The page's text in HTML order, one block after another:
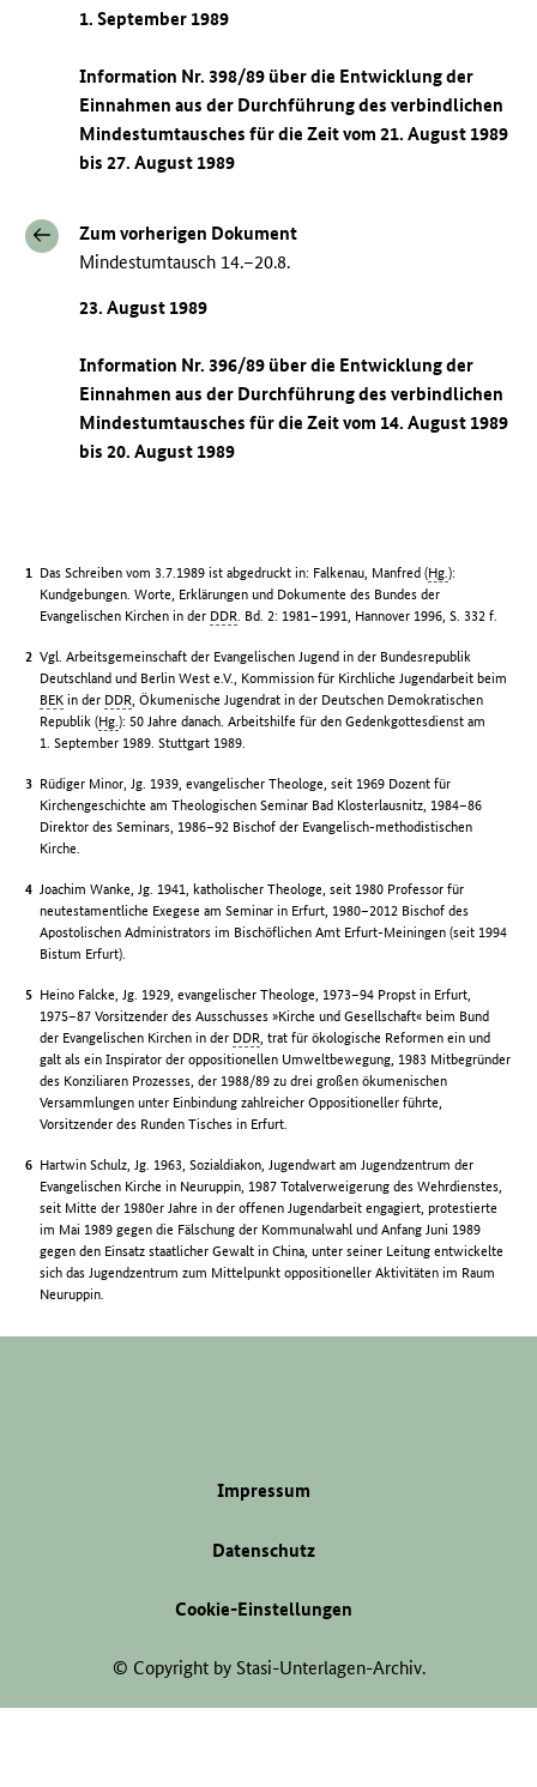
1. September 1989
Information Nr. 398/89 über die Entwicklung der
Einnahmen aus der Durchführung des verbindlichen
Mindestumtausches für die Zeit vom 21. August 1989
bis 27. August 1989
Zum vorherigen Dokument
Mindestumtausch 14.–20.8.
23. August 1989
Information Nr. 396/89 über die Entwicklung der
Einnahmen aus der Durchführung des verbindlichen
Mindestumtausches für die Zeit vom 14. August 1989
bis 20. August 1989
Das Schreiben vom 3.7.1989 ist abgedruckt in: Falkenau, Manfred (Hg.):
Kundgebungen. Worte, Erklärungen und Dokumente des Bundes der
Evangelischen Kirchen in der DDR. Bd. 2: 1981–1991, Hannover 1996, S. 332 f.
Vgl. Arbeitsgemeinschaft der Evangelischen Jugend in der Bundesrepublik
Deutschland und Berlin West e.V., Kommission für Kirchliche Jugendarbeit beim
BEK in der DDR, Ökumenische Jugendrat in der Deutschen Demokratischen
Republik (Hg.): 50 Jahre danach. Arbeitshilfe für den Gedenkgottesdienst am
1. September 1989. Stuttgart 1989.
Rüdiger Minor, Jg. 1939, evangelischer Theologe, seit 1969 Dozent für
Kirchengeschichte am Theologischen Seminar Bad Klosterlausnitz, 1984–86
Direktor des Seminars, 1986–92 Bischof der Evangelisch-methodistischen
Kirche.
Joachim Wanke, Jg. 1941, katholischer Theologe, seit 1980 Professor für
neutestamentliche Exegese am Seminar in Erfurt, 1980–2012 Bischof des
Apostolischen Administrators im Bischöflichen Amt Erfurt-Meiningen (seit 1994
Bistum Erfurt).
Heino Falcke, Jg. 1929, evangelischer Theologe, 1973–94 Propst in Erfurt,
1975–87 Vorsitzender des Ausschusses »Kirche und Gesellschaft« beim Bund
der Evangelischen Kirchen in der DDR, trat für ökologische Reformen ein und
galt als ein Inspirator der oppositionellen Umweltbewegung, 1983 Mitbegründer
des Konziliaren Prozesses, der 1988/89 zu drei großen ökumenischen
Versammlungen unter Einbindung zahlreicher Oppositioneller führte,
Vorsitzender des Runden Tisches in Erfurt.
Hartwin Schulz, Jg. 1963, Sozialdiakon, Jugendwart am Jugendzentrum der
Evangelischen Kirche in Neuruppin, 1987 Totalverweigerung des Wehrdienstes,
seit Mitte der 1980er Jahre in der offenen Jugendarbeit engagiert, protestierte
im Mai 1989 gegen die Fälschung der Kommunalwahl und Anfang Juni 1989
gegen den Einsatz staatlicher Gewalt in China, unter seiner Leitung entwickelte
sich das Jugendzentrum zum Mittelpunkt oppositioneller Aktivitäten im Raum
Neuruppin.
Impressum
Datenschutz
Cookie-Einstellungen
© Copyright by Stasi-Unterlagen-Archiv.